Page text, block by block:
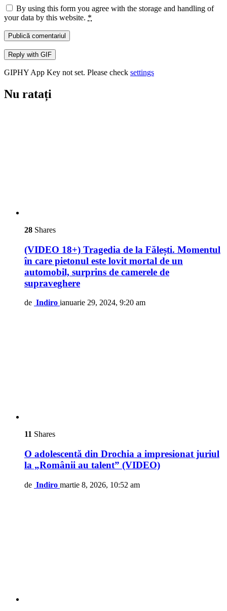
By using this form you agree with the storage and handling of
your data by this website. *
Publică comentariul
Reply with GIF
GIPHY App Key not set. Please check settings
Nu ratați
28 Shares
(VIDEO 18+) Tragedia de la Fălești. Momentul
în care pietonul este lovit mortal de un
automobil, surprins de camerele de
supraveghere
de Indiro ianuarie 29, 2024, 9:20 am
11 Shares
O adolescentă din Drochia a impresionat juriul
la „Românii au talent” (VIDEO)
de Indiro martie 8, 2026, 10:52 am